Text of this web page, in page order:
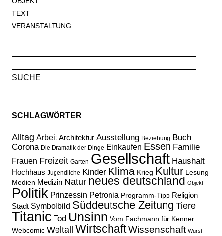
TEXT
VERANSTALTUNG
nach:
SCHLAGWÖRTER
Alltag Arbeit Architektur Ausstellung Beziehung Buch
Corona Die Dramatik der Dinge Einkaufen Essen Familie
Frauen Freizeit Garten Gesellschaft Haushalt
Hochhaus Jugendliche Kinder Klima Krieg Kultur Lesung
Medien Medizin Natur neues deutschland Objekt
Politik Prinzessin Petronia Programm-Tipp Religion
Stadt Symbolbild Süddeutsche Zeitung Tiere
Titanic Tod Unsinn Vom Fachmann für Kenner
Webcomic Weltall WirtschaftWissenschaft Wurst